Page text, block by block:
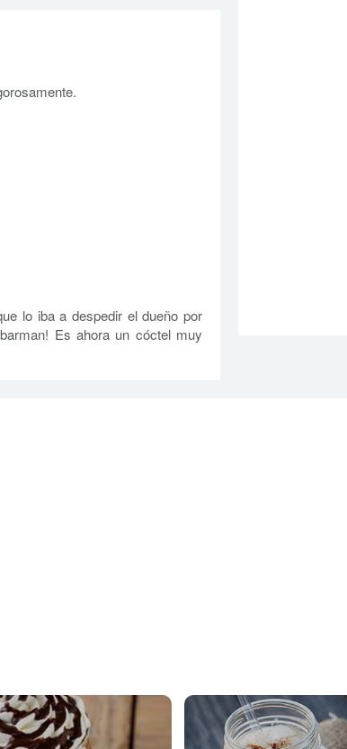
lo iba a despedir el dueño por
Es ahora un cóctel muy